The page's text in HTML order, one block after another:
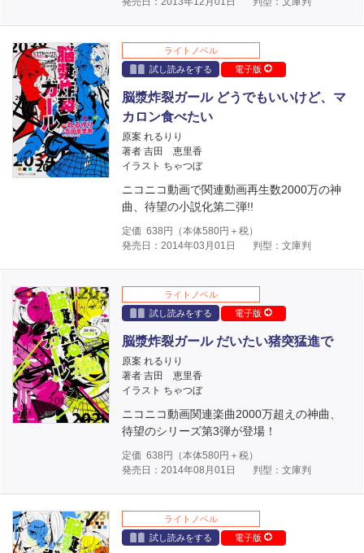
ライトノベル
試し読みをする
電子版
脳漿炸裂ガール どうでもいいけど、マ
カロン食べたい
原案 れるりり
著者 吉田 恵里香
イラスト ちゃつぼ
ニコニコ動画で関連動画再生数2000万の神
曲、待望の小説化第二弾!!
定価 638 円（本体580円＋税）
発売日：2014年03月01日
判型：文庫判
ライトノベル
試し読みをする
電子版
脳漿炸裂ガール だいたい猪突猛進で
原案 れるりり
著者 吉田 恵里香
イラスト ちゃつぼ
ニコニコ動画関連楽曲2000万超えの神曲、
待望のシリーズ第3弾が登場！
定価 638 円（本体580円＋税）
発売日：2014年08月01日
判型：文庫判
ライトノベル
試し読みをする
電子版